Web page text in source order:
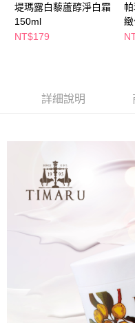
權轉讓予恩沛科技股份有限公司
２．關於個人資料處理事宜，請
https://aftee.tw/terms/#terms3
時審查核予不同之上限額度；
付款後7-11取貨
每筆NT$65，滿NT$490(含
付款後寶雅門市自取(由倉庫
堤瑪露白藜蘆醇淨白霜
150ml
NT$179
詳細說明